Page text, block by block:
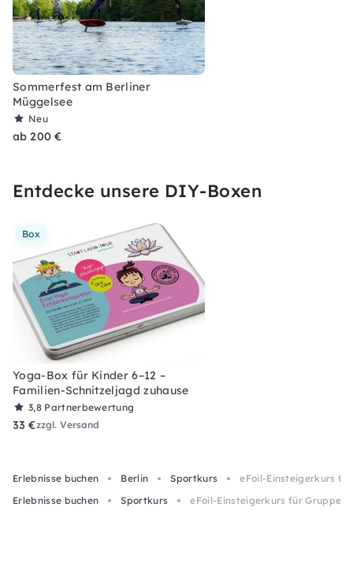
Sommerfest am Berliner
Müggelsee
Neu
ab 200 €
Entdecke unsere DIY-Boxen
Box
Yoga-Box für Kinder 6–12 –
Familien-Schnitzeljagd zuhause
3,8 Partnerbewertung
33 €zzgl. Versand
Erlebnisse buchen Berlin Sportkurs
eFoil-Einsteigerkurs
Erlebnisse buchen
Sportkurs eFoil-Einsteigerkurs für Gruppen